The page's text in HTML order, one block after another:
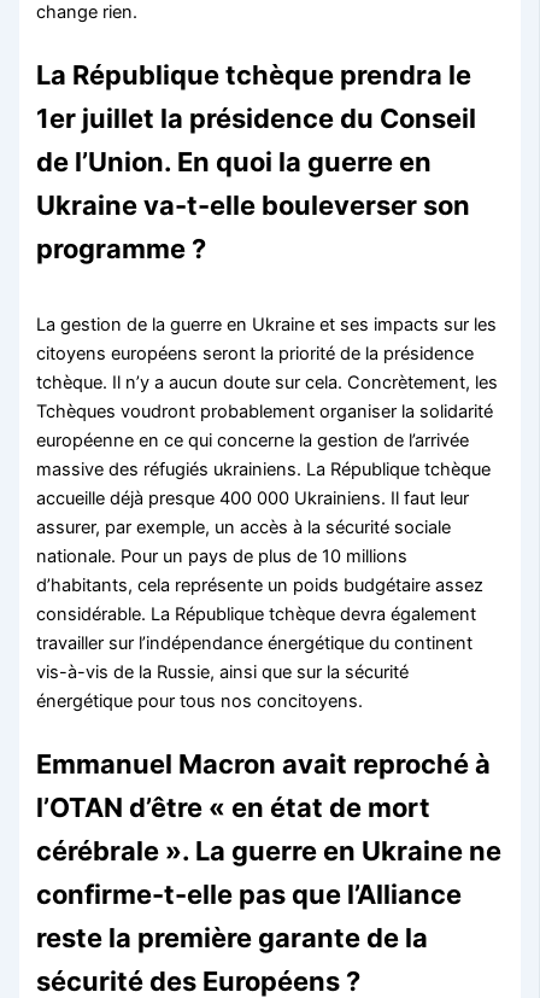
change rien.
La République tchèque prendra le
1er juillet la présidence du Conseil
de l’Union. En quoi la guerre en
Ukraine va-t-elle bouleverser son
programme ?
La gestion de la guerre en Ukraine et ses impacts sur les
citoyens européens seront la priorité de la présidence
tchèque. Il n’y a aucun doute sur cela. Concrètement, les
Tchèques voudront probablement organiser la solidarité
européenne en ce qui concerne la gestion de l’arrivée
massive des réfugiés ukrainiens. La République tchèque
accueille déjà presque 400 000 Ukrainiens. Il faut leur
assurer, par exemple, un accès à la sécurité sociale
nationale. Pour un pays de plus de 10 millions
d’habitants, cela représente un poids budgétaire assez
considérable. La République tchèque devra également
travailler sur l’indépendance énergétique du continent
vis-à-vis de la Russie, ainsi que sur la sécurité
énergétique pour tous nos concitoyens.
Emmanuel Macron avait reproché à
l’OTAN d’être « en état de mort
cérébrale ». La guerre en Ukraine ne
confirme-t-elle pas que l’Alliance
reste la première garante de la
sécurité des Européens ?